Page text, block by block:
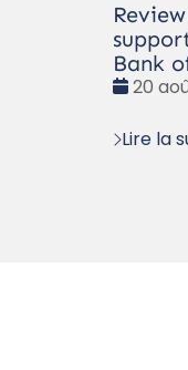
Bank
Date
20
Lire la